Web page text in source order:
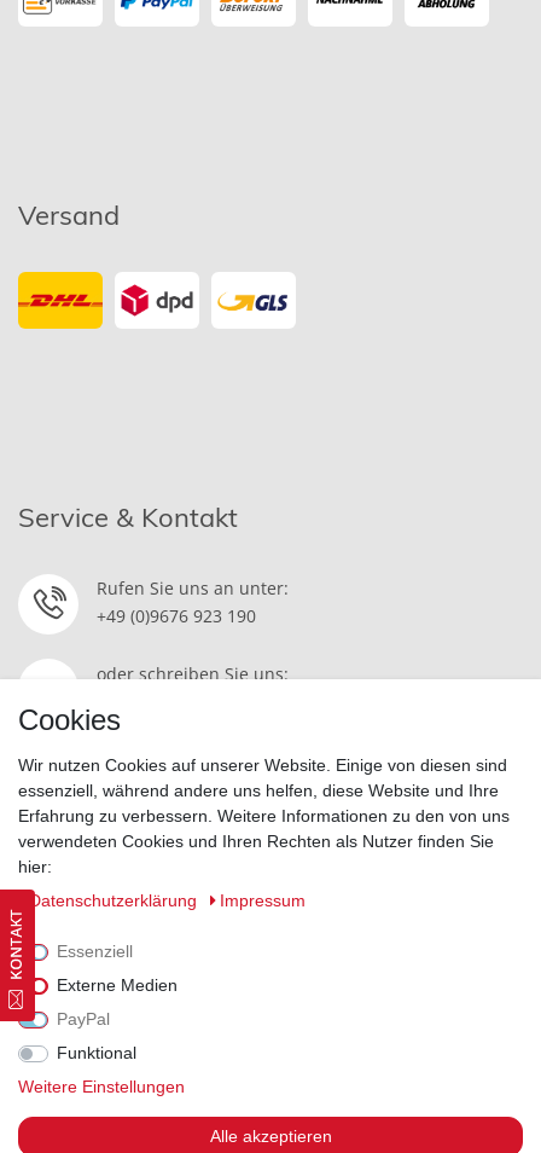
Versand
Service & Kontakt
Rufen Sie uns an unter:
+49 (0)9676 923 190
oder schreiben Sie uns:
Widerrufsrecht | Datenschutzerklärung | AGB | Impressum
Cookies
Wir nutzen Cookies auf unserer Website. Einige von diesen sind
essenziell, während andere uns helfen, diese Website und Ihre
Erfahrung zu verbessern. Weitere Informationen zu den von uns
verwendeten Cookies und Ihren Rechten als Nutzer finden Sie
hier:
Daten­schutz­erklärung
Impressum
Essenziell
Externe Medien
PayPal
Funktional
Weitere Einstellungen
Alle akzeptieren